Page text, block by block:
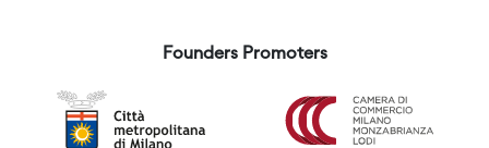
Founders Promoters